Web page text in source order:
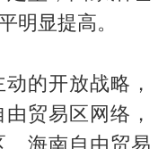
明显提高。
的开放战略，
贸易区网络，